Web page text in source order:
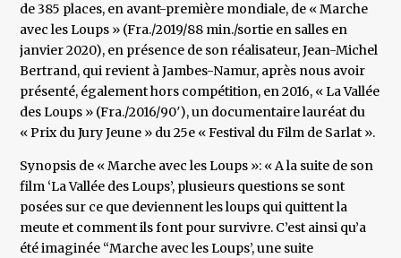
de 385 places, en avant-première mondiale, de « Marche
avec les Loups » (Fra./2019/88 min./sortie en salles en
janvier 2020), en présence de son réalisateur, Jean-Michel
Bertrand, qui revient à Jambes-Namur, après nous avoir
présenté, également hors compétition, en 2016, « La Vallée
des Loups » (Fra./2016/90′), un documentaire lauréat du
« Prix du Jury Jeune » du 25e « Festival du Film de Sarlat ».
Synopsis de « Marche avec les Loups »: « A la suite de son
film ‘La Vallée des Loups’, plusieurs questions se sont
posées sur ce que deviennent les loups qui quittent la
meute et comment ils font pour survivre. C’est ainsi qu’a
été imaginée ‘‘Marche avec les Loups’, une suite